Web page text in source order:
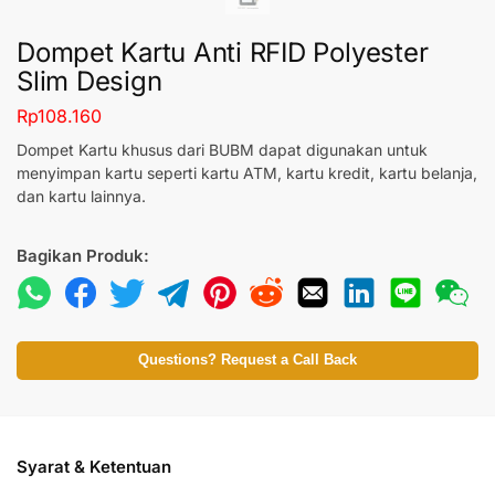
Dompet Kartu Anti RFID Polyester
Slim Design
Rp108.160
Dompet Kartu khusus dari BUBM dapat digunakan untuk
menyimpan kartu seperti kartu ATM, kartu kredit, kartu belanja,
dan kartu lainnya.
Bagikan Produk:
Questions? Request a Call Back
Syarat & Ketentuan